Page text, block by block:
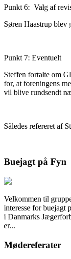
Punkt 6: Valg af
Søren Haastrup blev
Punkt 7: Eventuelt
Steffen fortalte om
for, at foreningens
vil blive rundsendt
Således refereret af
Buejagt på Fyn
Velkommen til
interesse for buejagt
i Danmarks
er...
Mødereferater